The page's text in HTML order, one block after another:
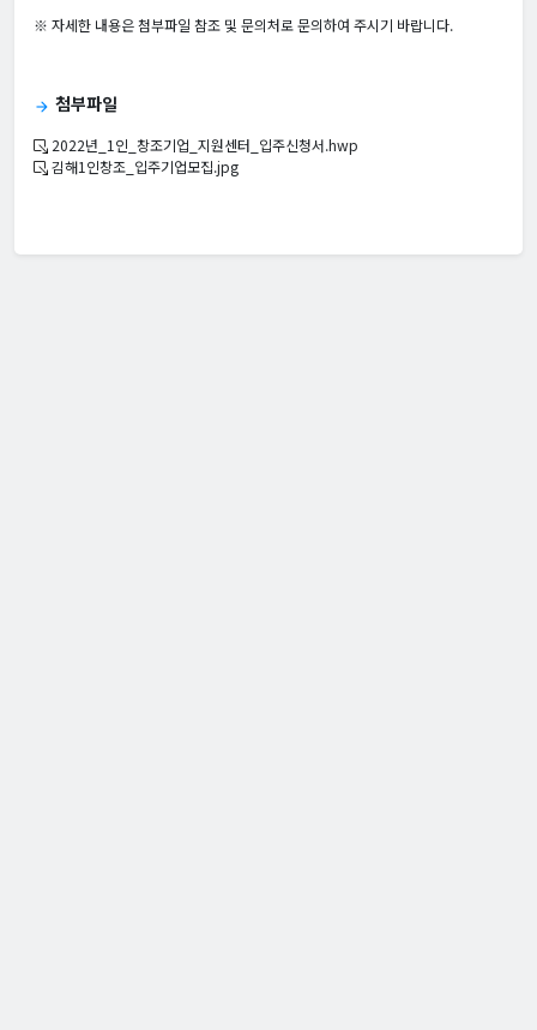
※ 자세한 내용은 첨부파일 참조 및 문의처로 문의하여 주시기 바랍니다.
arrow_forward 첨부파일
2022년_1인_창조기업_지원센터_입주신청서.hwp
김해1인창조_입주기업모집.jpg